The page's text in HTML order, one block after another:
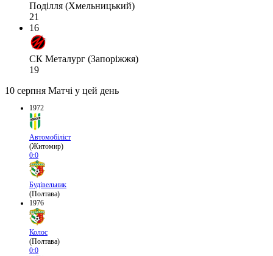
Поділля (Хмельницький)
21
16
СК Металург (Запоріжжя)
19
10 серпня Матчі у цей день
1972
Автомобіліст
(Житомир)
0:0
Будівельник
(Полтава)
1976
Колос
(Полтава)
0:0